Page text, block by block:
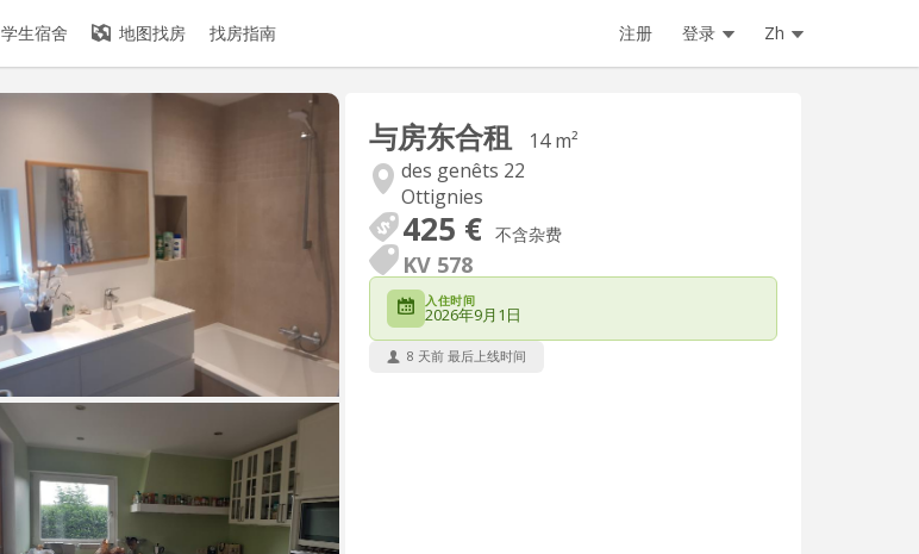
学生宿舍 地图找房 找房指南 注册 登录 Zh
与房东合租
14 m²
des genêts 22
Ottignies
425 € 不含杂费
KV 578
入住时间
2026年9月1日
8 天前 最后上线时间